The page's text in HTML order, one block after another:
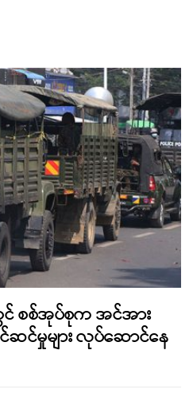
တွင် စစ်အုပ်စုက အင်အား
ဆင်မှုများ လုပ်ဆောင်နေ